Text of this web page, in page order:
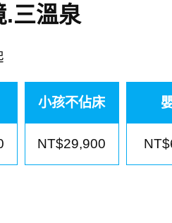
.三溫泉
小孩不佔床
NT$29,900